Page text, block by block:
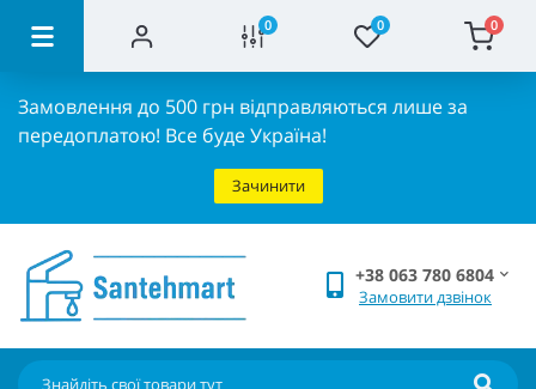
0 0 0
Замовлення до 500 грн відправляються лише за
передоплатою! Все буде Україна!
Зачинити
+38 063 780 6804
Замовити дзвінок